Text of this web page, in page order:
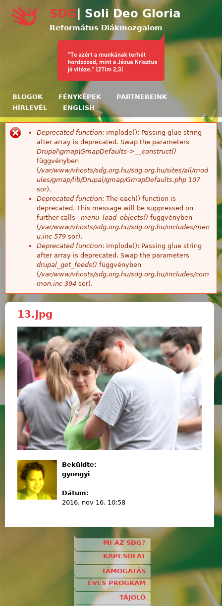
Ugrás a tartalomra
SDG | Soli Deo Gloria
Református Diákmozgalom
BLOGOK FÉNYKÉPEK
PARTNEREINK
HÍRLEVÉL
ENGLISH
Hibaüzenet
Deprecated function: implode(): Passing glue string
after array is deprecated. Swap the parameters
Drupal\gmap\GmapDefaults->__construct()
függvényben
(/var/www/vhosts/sdg.org.hu/sdg.org.hu/sites/all/mod
ules/gmap/lib/Drupal/gmap/GmapDefaults.php 107
sor).
Deprecated function: The each() function is
deprecated. This message will be suppressed on
further calls
_menu_load_objects() függvényben
(/var/www/vhosts/sdg.org.hu/sdg.org.hu/includes/men
u.inc 579 sor).
Deprecated function: implode(): Passing glue string
after array is deprecated. Swap the parameters
drupal_get_feeds() függvényben
(/var/www/vhosts/sdg.org.hu/sdg.org.hu/includes/com
mon.inc 394 sor).
13.jpg
Beküldte:
gyongyi
Dátum:
2016. nov 16. 10:58
MI AZ SDG?
KAPCSOLAT
TÁMOGATÁS
ÉVES PROGRAM
TÁJOLÓ